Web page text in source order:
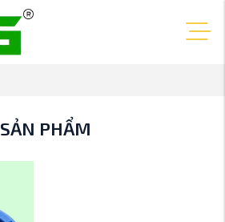
SẢN PHẨM